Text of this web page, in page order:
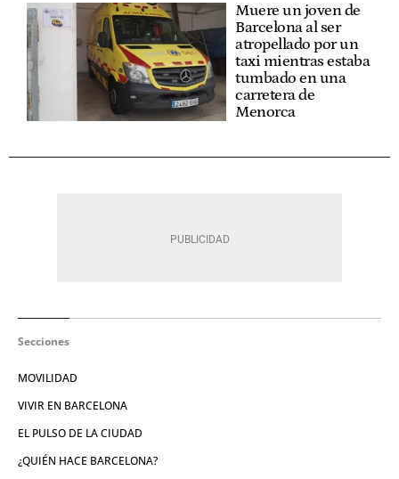
Muere un joven de
Barcelona al ser
atropellado por un
taxi mientras estaba
tumbado en una
carretera de
Menorca
Secciones
MOVILIDAD
VIVIR EN BARCELONA
EL PULSO DE LA CIUDAD
¿QUIÉN HACE BARCELONA?